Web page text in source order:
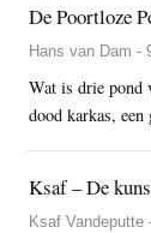
De Poortloze
Hans van Dam -
Wat is drie pond
dood karkas, een
Ksaf – De
Ksaf Vandeputte